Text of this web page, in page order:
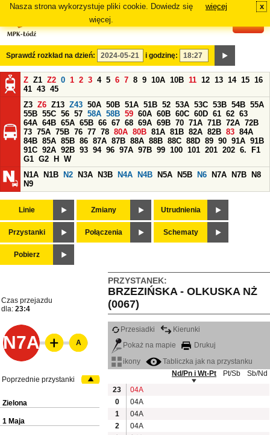
Nasza strona wykorzystuje pliki cookie. Dowiedz się
więcej.
więcej x
Sprawdź rozkład na dzień: i godzinę:
Z Z1 Z2 0 1 2 3 4 5 6 7 8 9 10A 10B 11 12 13 14 15 16
41 43 45
Z3 Z6 Z13 Z43 50A 50B 51A 51B 52 53A 53C 53B 54B 55A
55B 55C 56 57 58A 58B 59 60A 60B 60C 60D 61 62 63
64A 64B 65A 65B 66 67 68 69A 69B 70 71A 71B 72A 72B
73 75A 75B 76 77 78 80A 80B 81A 81B 82A 82B 83 84A
84B 85A 85B 86 87A 87B 88A 88B 88C 88D 89 90 91A 91B
91C 92A 92B 93 94 96 97A 97B 99 100 101 201 202 6.
F1
G1 G2 H
W
N1A
N1B N2 N3A N3B N4A N4B N5A N5B N6 N7A N7B
N8
N9
Linie Zmiany Utrudnienia
Przystanki Połączenia Schematy
Pobierz
PRZYSTANEK:
BRZEZIŃSKA - OLKUSKA NŻ
(0067)
Czas przejazdu
dla: 23:4
N7A
Przesiadki
Kierunki
Pokaż na mapie
Drukuj
ikony
Tabliczka jak na przystanku
Nd/Pn i Wt-Pt
Pt/Sb
Sb/Nd
23
04A
0
04A
1
04A
2
04A
A
Poprzednie przystanki
Zielona
1 Maja